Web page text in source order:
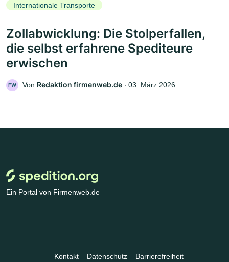
Internationale Transporte
Zollabwicklung: Die Stolperfallen,
die selbst erfahrene Spediteure
erwischen
FW Von Redaktion firmenweb.de ‧ 03. März 2026
Ein Portal von Firmenweb.de
Kontakt Datenschutz Barrierefreiheit